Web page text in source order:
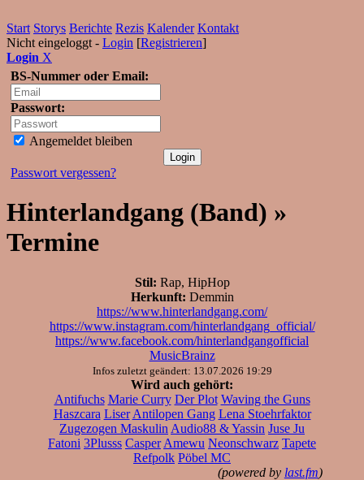
Start Storys Berichte Rezis Kalender Kontakt
Nicht eingeloggt - Login [Registrieren]
Login X
BS-Nummer oder Email:
Passwort:
Angemeldet bleiben
Passwort vergessen?
Hinterlandgang (Band) »
Termine
Stil: Rap, HipHop
Herkunft: Demmin
https://www.hinterlandgang.com/
https://www.instagram.com/hinterlandgang_official/
https://www.facebook.com/hinterlandgangofficial
MusicBrainz
Infos zuletzt geändert: 13.07.2026 19:29
Wird auch gehört:
Antifuchs Marie Curry Der Plot Waving the Guns
Haszcara Liser Antilopen Gang Lena Stoehrfaktor
Zugezogen Maskulin Audio88 & Yassin Juse Ju
Fatoni 3Plusss Casper Amewu Neonschwarz Tapete
Refpolk Pöbel MC
(powered by last.fm)